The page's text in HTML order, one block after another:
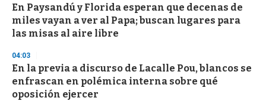
En Paysandú y Florida esperan que decenas de
miles vayan a ver al Papa; buscan lugares para
las misas al aire libre
04:03
En la previa a discurso de Lacalle Pou, blancos se
enfrascan en polémica interna sobre qué
oposición ejercer